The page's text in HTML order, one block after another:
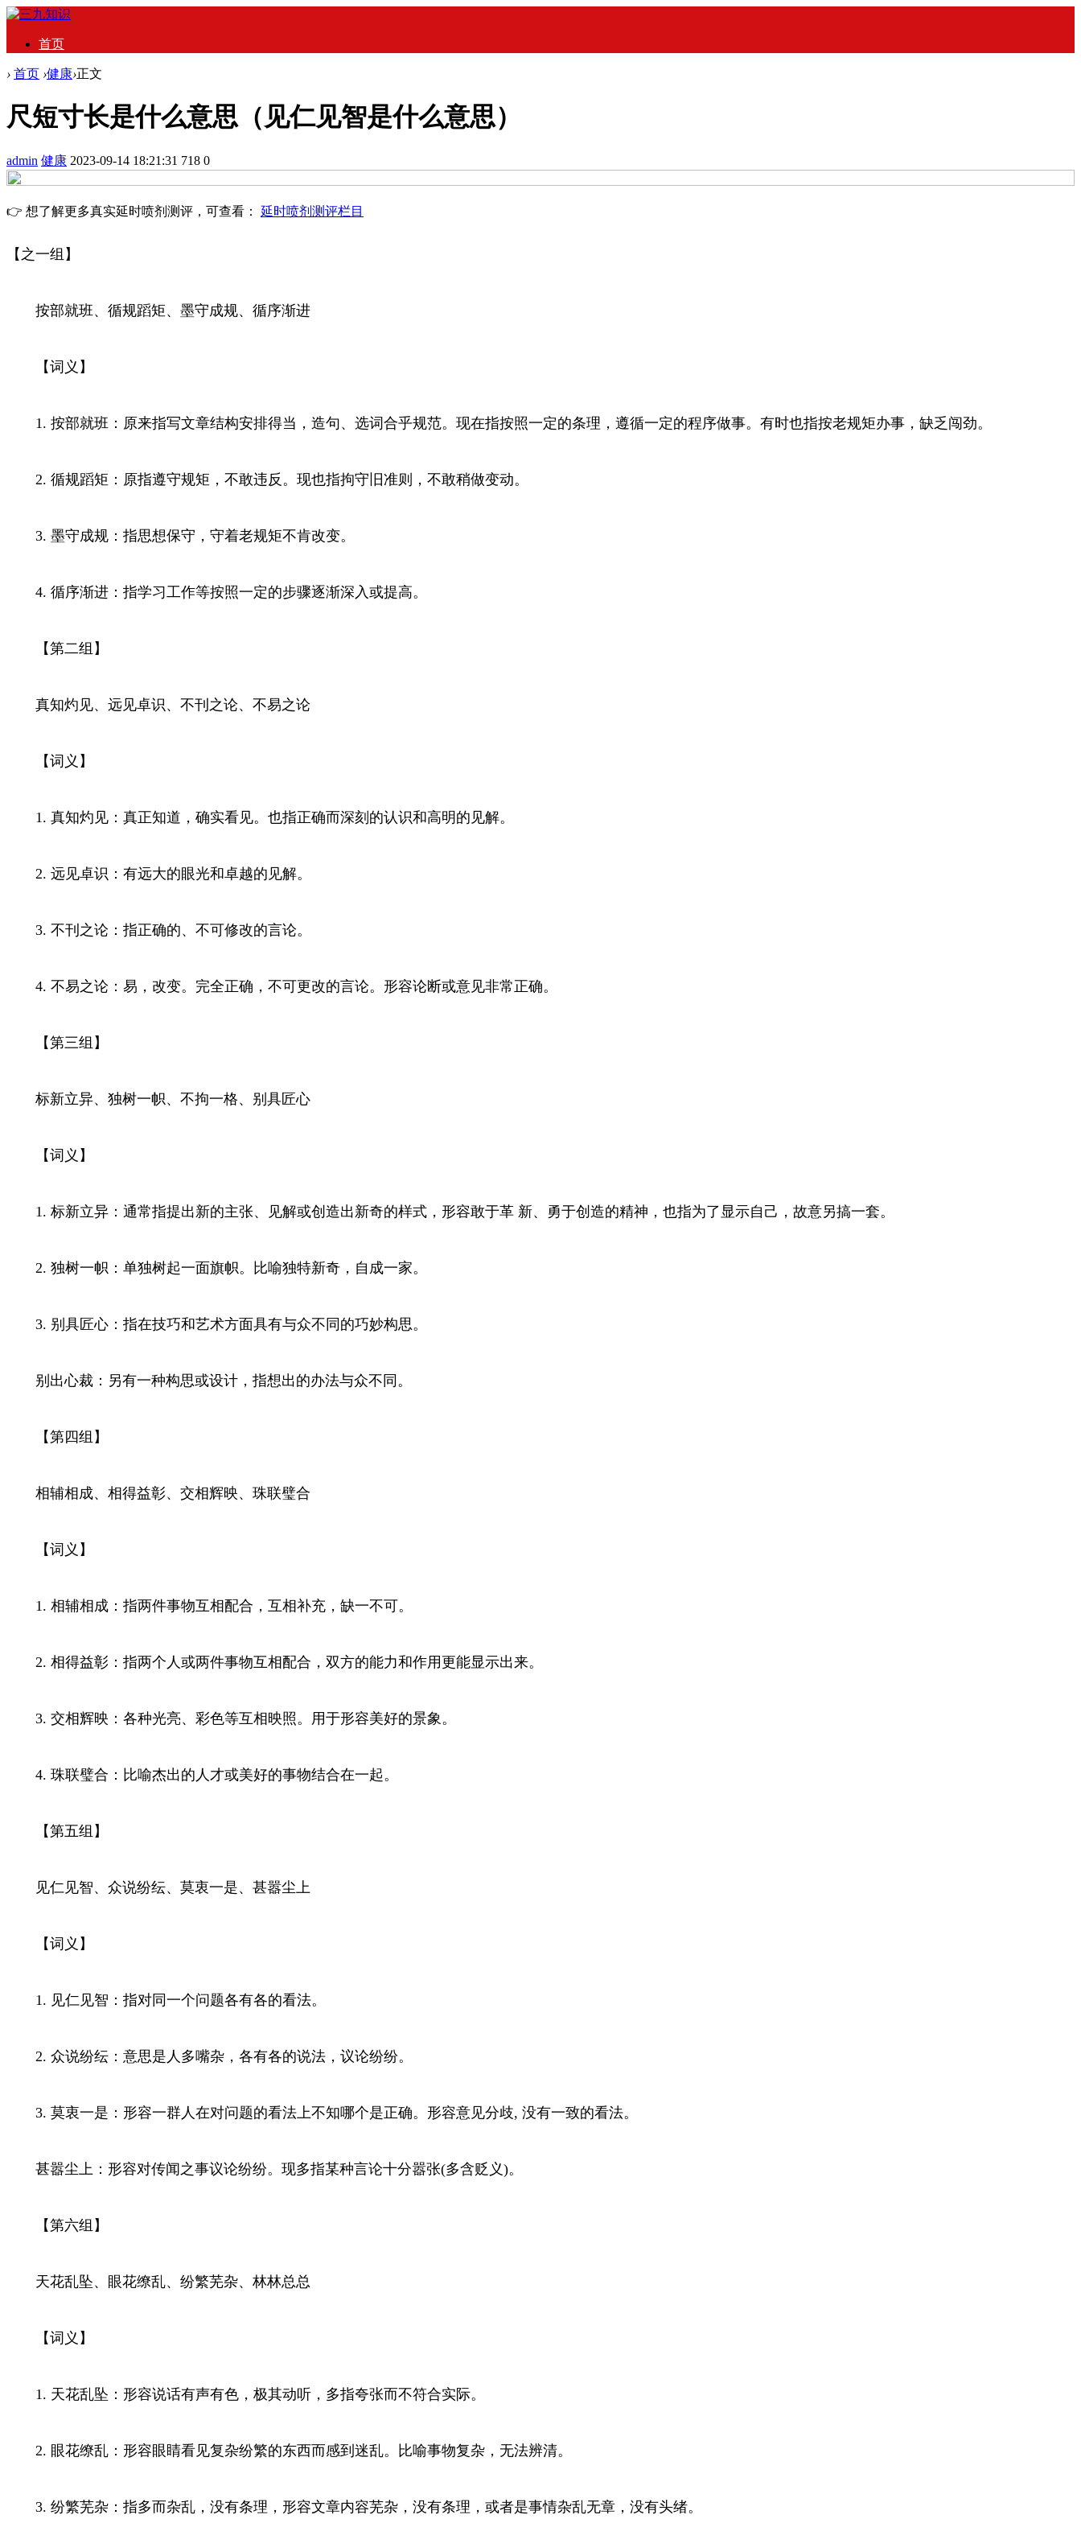
首页
› 首页 ›健康›正文
尺短寸长是什么意思（见仁见智是什么意思）
admin 健康 2023-09-14 18:21:31 718 0
👉 想了解更多真实延时喷剂测评，可查看： 延时喷剂测评栏目
【之一组】
按部就班、循规蹈矩、墨守成规、循序渐进
【词义】
1. 按部就班：原来指写文章结构安排得当，造句、选词合乎规范。现在指按照一定的条理，遵循一定的程序做事。有时也指按老规矩办事，缺乏闯劲。
2. 循规蹈矩：原指遵守规矩，不敢违反。现也指拘守旧准则，不敢稍做变动。
3. 墨守成规：指思想保守，守着老规矩不肯改变。
4. 循序渐进：指学习工作等按照一定的步骤逐渐深入或提高。
【第二组】
真知灼见、远见卓识、不刊之论、不易之论
【词义】
1. 真知灼见：真正知道，确实看见。也指正确而深刻的认识和高明的见解。
2. 远见卓识：有远大的眼光和卓越的见解。
3. 不刊之论：指正确的、不可修改的言论。
4. 不易之论：易，改变。完全正确，不可更改的言论。形容论断或意见非常正确。
【第三组】
标新立异、独树一帜、不拘一格、别具匠心
【词义】
1. 标新立异：通常指提出新的主张、见解或创造出新奇的样式，形容敢于革 新、勇于创造的精神，也指为了显示自己，故意另搞一套。
2. 独树一帜：单独树起一面旗帜。比喻独特新奇，自成一家。
3. 别具匠心：指在技巧和艺术方面具有与众不同的巧妙构思。
别出心裁：另有一种构思或设计，指想出的办法与众不同。
【第四组】
相辅相成、相得益彰、交相辉映、珠联璧合
【词义】
1. 相辅相成：指两件事物互相配合，互相补充，缺一不可。
2. 相得益彰：指两个人或两件事物互相配合，双方的能力和作用更能显示出来。
3. 交相辉映：各种光亮、彩色等互相映照。用于形容美好的景象。
4. 珠联璧合：比喻杰出的人才或美好的事物结合在一起。
【第五组】
见仁见智、众说纷纭、莫衷一是、甚嚣尘上
【词义】
1. 见仁见智：指对同一个问题各有各的看法。
2. 众说纷纭：意思是人多嘴杂，各有各的说法，议论纷纷。
3. 莫衷一是：形容一群人在对问题的看法上不知哪个是正确。形容意见分歧, 没有一致的看法。
甚嚣尘上：形容对传闻之事议论纷纷。现多指某种言论十分嚣张(多含贬义)。
【第六组】
天花乱坠、眼花缭乱、纷繁芜杂、林林总总
【词义】
1. 天花乱坠：形容说话有声有色，极其动听，多指夸张而不符合实际。
2. 眼花缭乱：形容眼睛看见复杂纷繁的东西而感到迷乱。比喻事物复杂，无法辨清。
3. 纷繁芜杂：指多而杂乱，没有条理，形容文章内容芜杂，没有条理，或者是事情杂乱无章，没有头绪。